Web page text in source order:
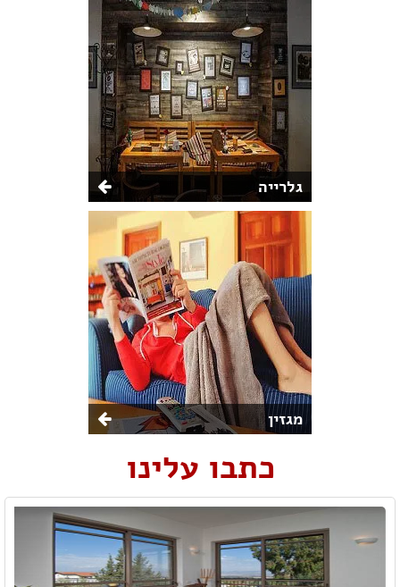
גלרייה
מגזין
כתבו עלינו